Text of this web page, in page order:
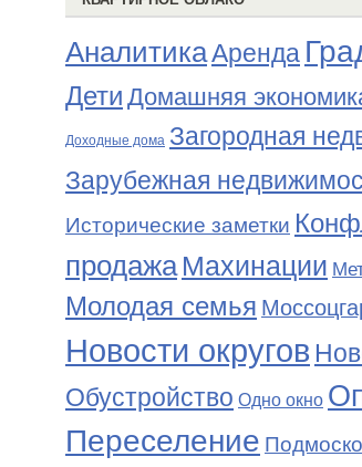
АналитикаАренда
Дети Домашняя
Доходные дома Загородная
Зарубежная
Исторические заметки
продажа Махинации
Молодая семья
Новости округов
Обустройство Одно окно
Переселение